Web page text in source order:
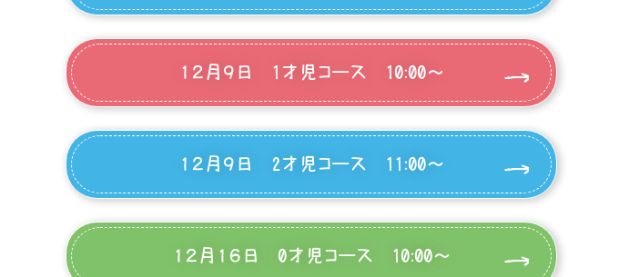
１２月９日 1才児コース 10:00～
１２月９日 2才児コース 11:00～
１２月１６日 0才児コース 10:00～